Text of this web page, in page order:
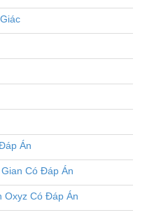
Án
Có Đáp Án
Oxyz Có Đáp Án